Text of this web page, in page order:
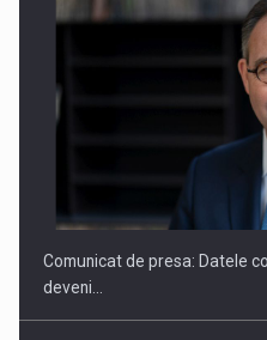
ROOTED IN ROMANIA, BUILT
Comunicat de presa: Datele
deveni…